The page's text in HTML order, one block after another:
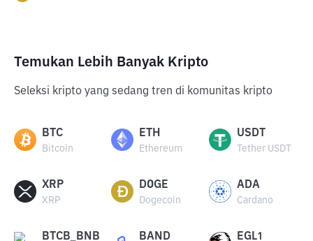
Temukan Lebih Banyak Kripto
Seleksi kripto yang sedang tren di komunitas kripto
BTC
Bitcoin
ETH
Ethereum
USDT
Tether USDT
XRP
XRP
DOGE
Dogecoin
ADA
Cardano
BTCB_BNB BAND EGL1